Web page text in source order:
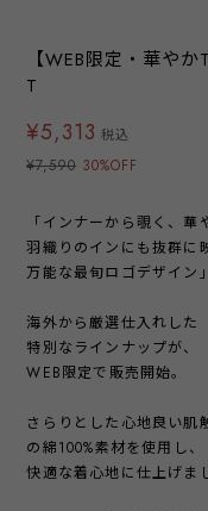
【WEB限定・華や
T
¥5,313 税込
¥7,590 30%OFF
「インナーから覗く、華
羽織りのインにも抜群に
万能な最旬ロゴデザイン」
海外から厳選仕入れした
特別なラインナップが、
WEB限定で販売開始。
さらりとした心地良い肌
の綿100%素材を使用し、
快適な着心地に仕上げま